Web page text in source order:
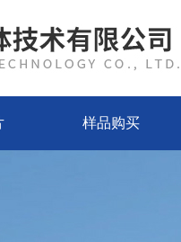
样品购买